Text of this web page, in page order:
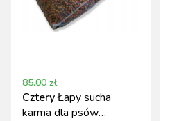
85.00 zł
CzteryŁapy sucha
karma dla psów